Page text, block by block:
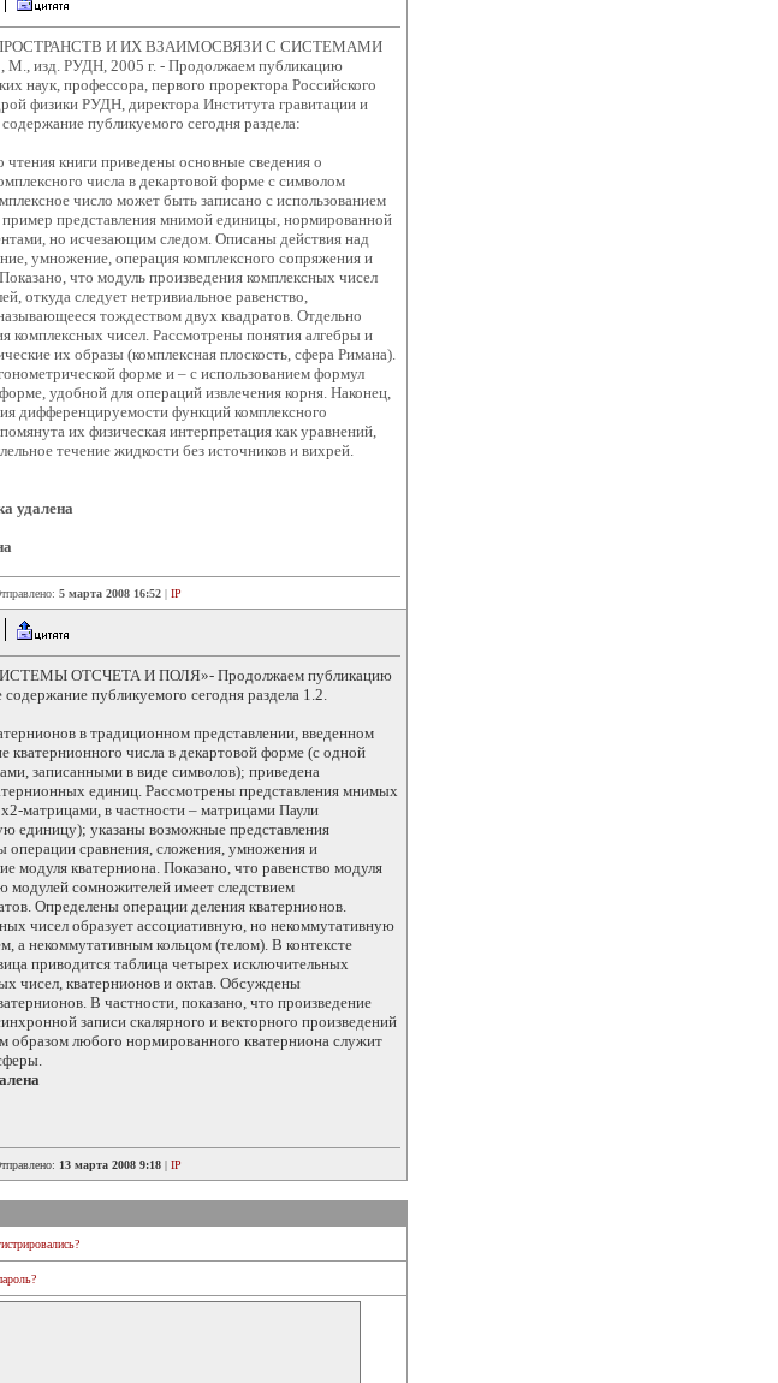
И ИХ ВЗАИМОСВЯЗИ С СИСТЕМАМИ
РУДН, 2005 г. - Продолжаем публикацию
наук, профессора, первого проректора Российского
физики РУДН, директора Института гравитации и
публикуемого сегодня раздела:
книги приведены основные сведения о
числа в декартовой форме с символом
число может быть записано с использованием
пример представления мнимой единицы, нормированной
но исчезающим следом. Описаны действия над
умножение, операция комплексного сопряжения и
что модуль произведения комплексных чисел
откуда следует нетривиальное равенство,
тождеством двух квадратов. Отдельно
комплексных чисел. Рассмотрены понятия алгебры и
их образы (комплексная плоскость, сфера Римана).
форме и – с использованием формул
удобной для операций извлечения корня. Наконец,
дифференцируемости функций комплексного
их физическая интерпретация как уравнений,
течение жидкости без источников и вихрей.
удалена
5 марта 2008 16:52 | IP
ОТСЧЕТА И ПОЛЯ»- Продолжаем публикацию
публикуемого сегодня раздела 1.2.
в традиционном представлении, введенном
кватернионного числа в декартовой форме (с одной
записанными в виде символов); приведена
единиц. Рассмотрены представления мнимых
матрицами, в частности – матрицами Паули
единицу); указаны возможные представления
операции сравнения, сложения, умножения и
модуля кватерниона. Показано, что равенство модуля
модулей сомножителей имеет следствием
Определены операции деления кватернионов.
чисел образует ассоциативную, но некоммутативную
а некоммутативным кольцом (телом). В контексте
приводится таблица четырех исключительных
чисел, кватернионов и октав. Обсуждены
В частности, показано, что произведение
записи скалярного и векторного произведений
образом любого нормированного кватерниона служит
13 марта 2008 9:18 | IP